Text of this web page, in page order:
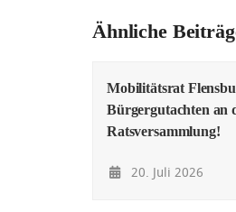
Ähnliche
Mobilitätsrat
Bürgergutachten an
Ratsversammlung!
20. Juli 2026